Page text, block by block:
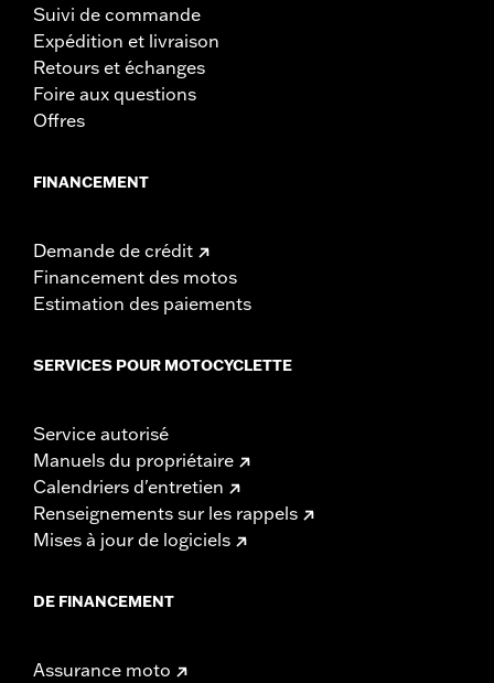
Suivi de commande
Expédition et livraison
Retours et échanges
Foire aux questions
Offres
FINANCEMENT
Demande de crédit
Financement des motos
Estimation des paiements
SERVICES POUR MOTOCYCLETTE
Service autorisé
Manuels du propriétaire
Calendriers d'entretien
Renseignements sur les rappels
Mises à jour de logiciels
DE FINANCEMENT
Assurance moto